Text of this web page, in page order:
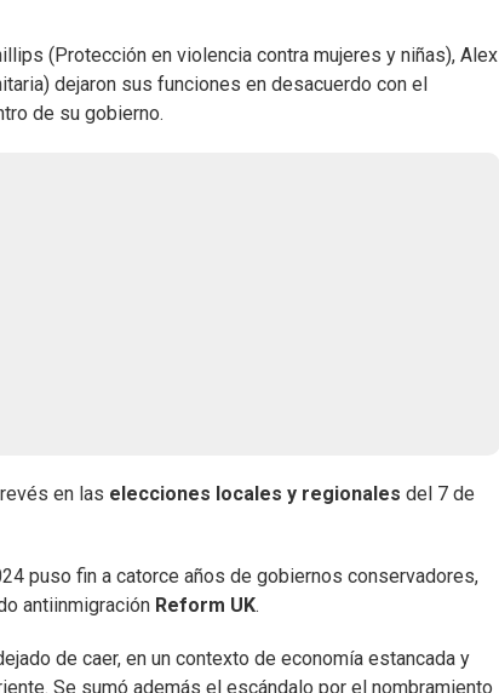
(Protección en violencia contra mujeres y niñas), Alex
dejaron sus funciones en desacuerdo con el
de su gobierno.
en las elecciones locales y regionales del 7 de
puso fin a catorce años de gobiernos conservadores,
antiinmigración Reform UK.
de caer, en un contexto de economía estancada y
Se sumó además el escándalo por el nombramiento